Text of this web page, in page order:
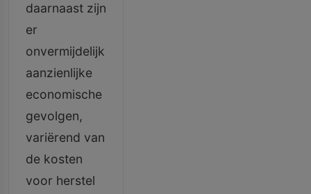
daarnaast zijn
er
onvermijdelijk
aanzienlijke
economische
gevolgen,
variërend van
de kosten
voor herstel